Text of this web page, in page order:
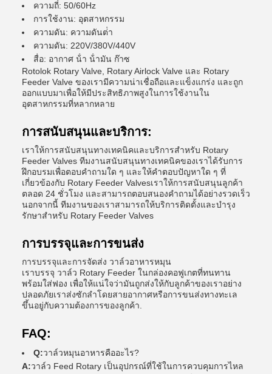
ความถี่: 50/60Hz
การใช้งาน: อุตสาหกรรม
ความดัน: ความดันต่ํา
ความดัน: 220V/380V/440V
สื่อ: อากาศ น้ํา น้ํามัน ก๊าซ
Rotolok Rotary Valve, Rotary Airlock Valve และ Rotary
Feeder Valve ของเรามีความน่าเชื่อถือและแข็งแกร่ง และถูก
ออกแบบมาเพื่อให้มีประสิทธิภาพสูงในการใช้งานใน
อุตสาหกรรมที่หลากหลาย
การสนับสนุนและบริการ:
เราให้การสนับสนุนทางเทคนิคและบริการสําหรับ Rotary
Feeder Valves ทีมงานสนับสนุนทางเทคนิคของเราได้รับการ
ฝึกอบรมเพื่อตอบคําถามใด ๆ และให้คําตอบปัญหาใด ๆ ที่
เกี่ยวข้องกับ Rotary Feeder Valvesเราให้การสนับสนุนลูกค้า
ตลอด 24 ชั่วโมง และสามารถตอบสนองคําถามได้อย่างรวดเร็ว
นอกจากนี้ ทีมงานของเราสามารถให้บริการติดตั้งและบํารุง
รักษาสําหรับ Rotary Feeder Valves
การบรรจุและการขนส่ง
การบรรจุและการจัดส่ง วาล์วอาหารหมุน
เราบรรจุ วาล์ว Rotary Feeder ในกล่องคอฟูเกตที่ทนทาน
พร้อมใส่ฟอง เพื่อให้แน่ใจว่ามันถูกส่งให้กับลูกค้าของเราอย่าง
ปลอดภัยเราส่งซักลําโดยสายอากาศหรือการขนส่งทางทะเล
ขึ้นอยู่กับความต้องการของลูกค้า.
FAQ:
Q:วาล์วหมุนอาหารคืออะไร?
A:วาล์ว Feed Rotary เป็นอุปกรณ์ที่ใช้ในการควบคุมการไหล